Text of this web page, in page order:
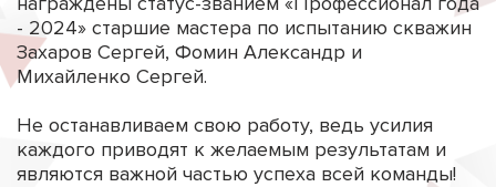
- 2024» старшие мастера по испытанию скважин
Захаров Сергей, Фомин Александр и
Михайленко Сергей.
Не останавливаем свою работу, ведь усилия
каждого приводят к желаемым результатам и
являются важной частью успеха всей команды!